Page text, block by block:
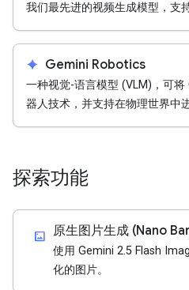
我们最先进的视频生成模型，支
spark Gemini Robotics
一种视觉-语言模型 (VLM)，可
器人技术，并支持在物理世界中
探索功能
imagesmode 原生图片生成 (Nano
使用 Gemini 2.5 Flash
化的图片。